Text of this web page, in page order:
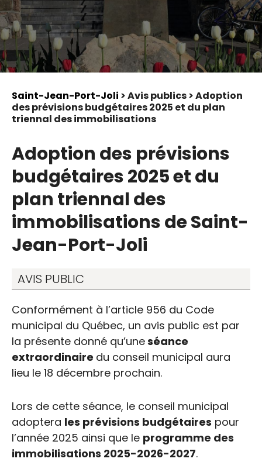
Saint-Jean-Port-Joli > Avis publics > Adoption
des prévisions budgétaires 2025 et du plan
triennal des immobilisations
Adoption des prévisions
budgétaires 2025 et du
plan triennal des
immobilisations de Saint-
Jean-Port-Joli
AVIS PUBLIC
Conformément à l’article 956 du Code
municipal du Québec, un avis public est par
la présente donné qu’uneséance
extraordinaire du conseil municipal aura
lieu le 18 décembre prochain.
Lors de cette séance, le conseil municipal
adoptera les prévisions budgétaires pour
l’année 2025 ainsi que le programme des
immobilisations 2025-2026-2027.